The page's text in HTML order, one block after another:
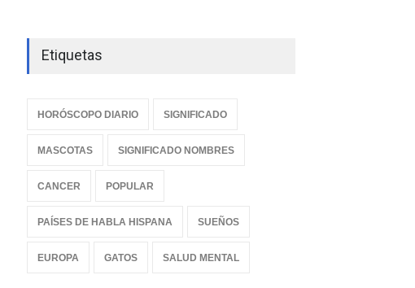
Etiquetas
HORÓSCOPO DIARIO SIGNIFICADO
MASCOTAS SIGNIFICADO NOMBRES
CANCER POPULAR
PAÍSES DE HABLA HISPANA SUEÑOS
EUROPA GATOS SALUD MENTAL